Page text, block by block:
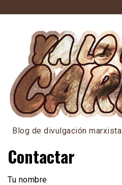
to
Blog de divulgación marxista
Contactar
Tu nombre